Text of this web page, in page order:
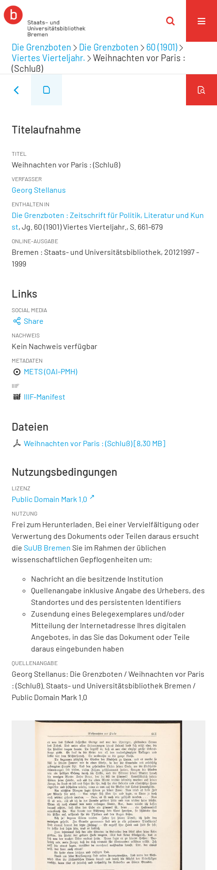
Die Grenzboten Die Grenzboten
60 (1901)
Viertes Vierteljahr.
Weihnachten vor Paris :
(Schluß)
Titelaufnahme
TITEL
Weihnachten vor Paris : (Schluß)
VERFASSER
Georg Stellanus
ENTHALTEN IN
Die Grenzboten : Zeitschrift für Politik, Literatur und Kun
st, Jg. 60 (1901) Viertes Vierteljahr., S. 661-679
ONLINE-AUSGABE
Bremen : Staats- und Universitätsbibliothek, 20121997 -
1999
Links
SOCIAL MEDIA
Share
NACHWEIS
Kein Nachweis verfügbar
METADATEN
METS (OAI-PMH)
IIIF
IIIF-Manifest
Dateien
Weihnachten vor Paris : (Schluß)[8,30 MB]
Nutzungsbedingungen
LIZENZ
Public Domain Mark 1.0
NUTZUNG
Frei zum Herunterladen. Bei einer Vervielfältigung oder
Verwertung des Dokuments oder Teilen daraus ersucht
die SuUB Bremen Sie im Rahmen der üblichen
wissenschaftlichen Gepflogenheiten um:
Nachricht an die besitzende Institution
Quellenangabe inklusive Angabe des Urhebers, des
Standortes und des persistenten Identifiers
Zusendung eines Belegexemplares und/oder
Mitteilung der Internetadresse Ihres digitalen
Angebotes, in das Sie das Dokument oder Teile
daraus eingebunden haben
QUELLENANGABE
Georg Stellanus: Die Grenzboten / Weihnachten vor Paris
: (Schluß). Staats- und Universitätsbibliothek Bremen /
Public Domain Mark 1.0